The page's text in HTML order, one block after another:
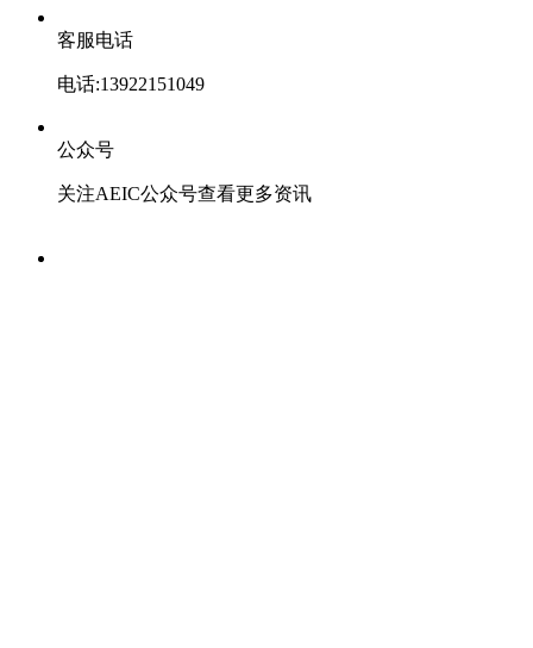
客服电话
电话:13922151049
公众号
关注AEIC公众号查看更多资讯